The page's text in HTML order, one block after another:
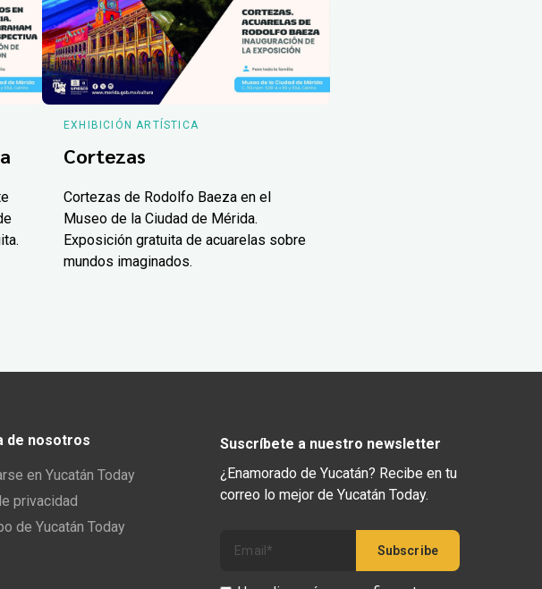
EXHIBICIÓN ARTÍSTICA
Cortezas
Cortezas de Rodolfo Baeza en el
Museo de la Ciudad de Mérida.
Exposición gratuita de acuarelas sobre
mundos imaginados.
de nosotros
en Yucatán Today
privacidad
de Yucatán Today
Suscríbete a nuestro newsletter
¿Enamorado de Yucatán? Recibe en tu
correo lo mejor de Yucatán Today.